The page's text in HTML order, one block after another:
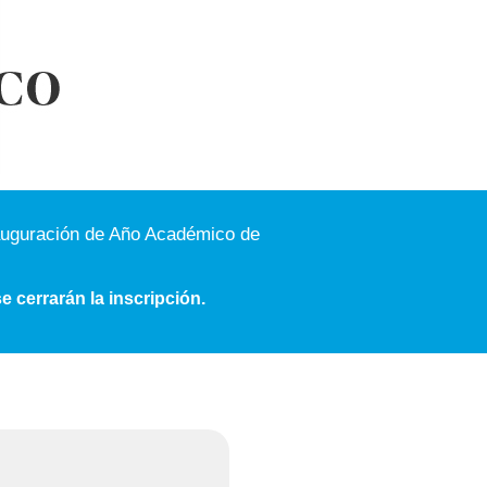
de Año Académico de
cerrarán la inscripción.